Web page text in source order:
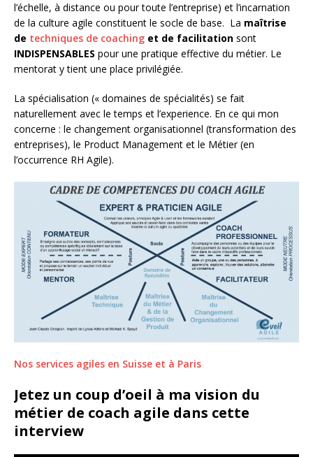
l’échelle, à distance ou pour toute l’entreprise) et l’incarnation
de la culture agile constituent le socle de base. La maîtrise
de techniques de coaching et de facilitation sont
INDISPENSABLES pour une pratique effective du métier. Le
mentorat y tient une place privilégiée.
La spécialisation (« domaines de spécialités) se fait
naturellement avec le temps et l’experience. En ce qui mon
concerne : le changement organisationnel (transformation des
entreprises), le Product Management et le Métier (en
l’occurrence RH Agile).
Nos services agiles en Suisse et à Paris
Jetez un coup d’oeil à ma vision du
métier de coach agile dans cette
interview